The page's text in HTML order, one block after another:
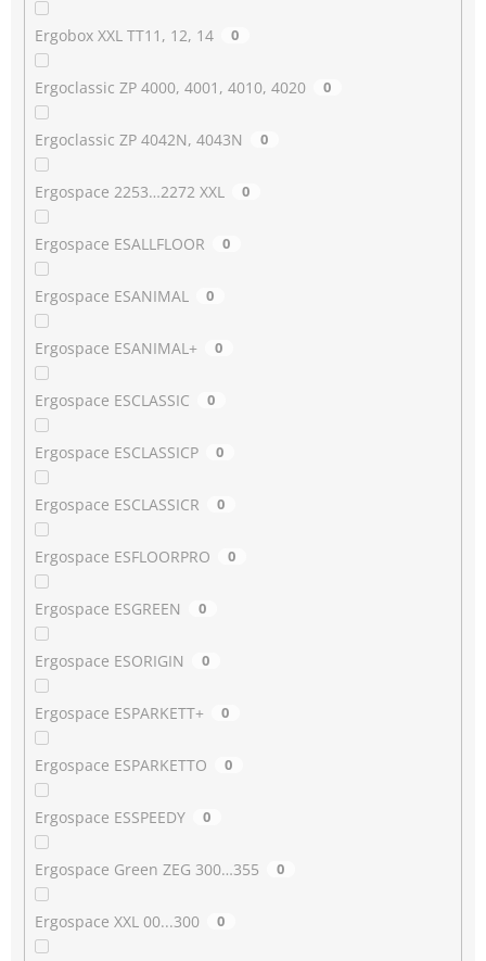
Ergobox XXL TT11, 12, 14 0
Ergoclassic ZP 4000, 4001, 4010, 4020 0
Ergoclassic ZP 4042N, 4043N 0
Ergospace 2253…2272 XXL 0
Ergospace ESALLFLOOR 0
Ergospace ESANIMAL 0
Ergospace ESANIMAL+ 0
Ergospace ESCLASSIC 0
Ergospace ESCLASSICP 0
Ergospace ESCLASSICR 0
Ergospace ESFLOORPRO 0
Ergospace ESGREEN 0
Ergospace ESORIGIN 0
Ergospace ESPARKETT+ 0
Ergospace ESPARKETTO 0
Ergospace ESSPEEDY 0
Ergospace Green ZEG 300…355 0
Ergospace XXL 00...300 0